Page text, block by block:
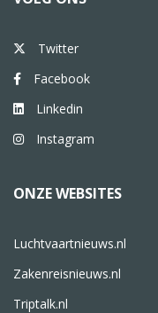
Twitter
Facebook
Linkedin
Instagram
ONZE WEBSITES
Luchtvaartnieuws.nl
Zakenreisnieuws.nl
Triptalk.nl